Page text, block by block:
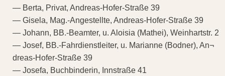
— Berta, Privat, Andreas-Hofer-Straße 39
— Gisela, Mag.-Angestellte, Andreas-Hofer-Straße 39
— Johann, BB.-Beamter, u. Aloisia (Mathei), Weinhartstr. 2
— Josef, BB.-Fahrdienstleiter, u. Marianne (Bodner), An¬
dreas-Hofer-Straße 39
— Josefa, Buchbinderin, Innstraße 41